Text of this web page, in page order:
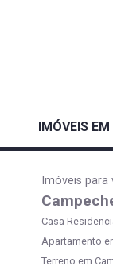
IMÓVEIS
Imóveis para
Casa
Apartamento
Terreno em